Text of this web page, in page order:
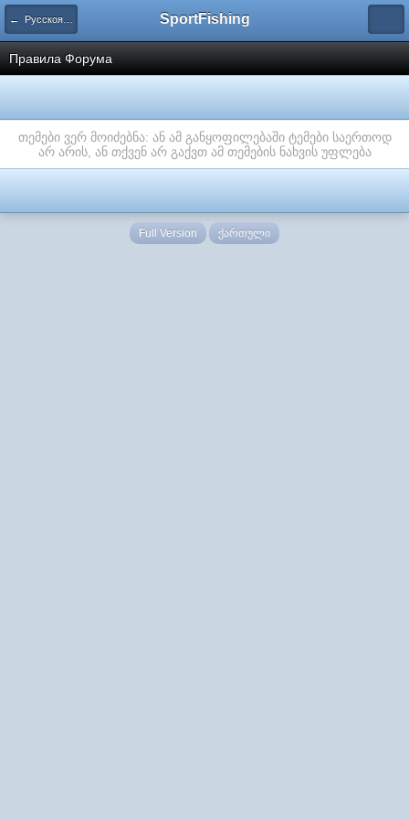
← Русскоязычный Форум SportFishing
Правила Форума
თემები ვერ მოიძებნა: ან ამ განყოფილებაში ტემები საერთოდ
არ არის, ან თქვენ არ გაქვთ ამ თემების ნახვის უფლება
Full Version ქართული